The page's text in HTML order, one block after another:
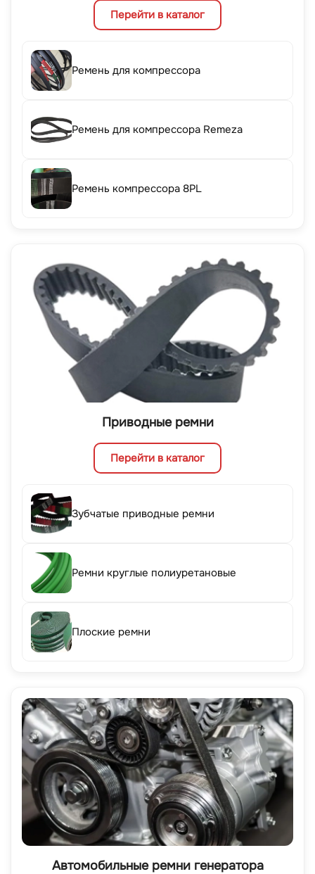
Перейти в каталог
Ремень для компрессора
Ремень для компрессора Remeza
Ремень компрессора 8PL
Приводные ремни
Перейти в каталог
Зубчатые приводные ремни
Ремни круглые полиуретановые
Плоские ремни
Автомобильные ремни генератора